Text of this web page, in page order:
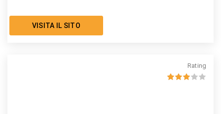
VISITA IL SITO
Rating